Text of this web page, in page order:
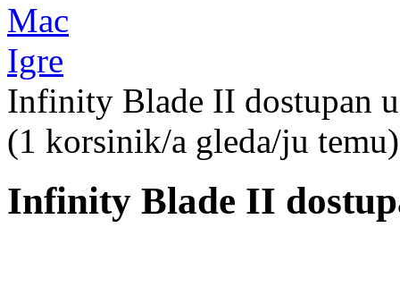
Mac
Igre
Infinity Blade II dostupan
(1 korsinik/a gleda/ju
Infinity Blade II